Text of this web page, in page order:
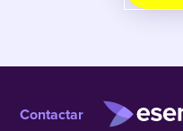
Contactar